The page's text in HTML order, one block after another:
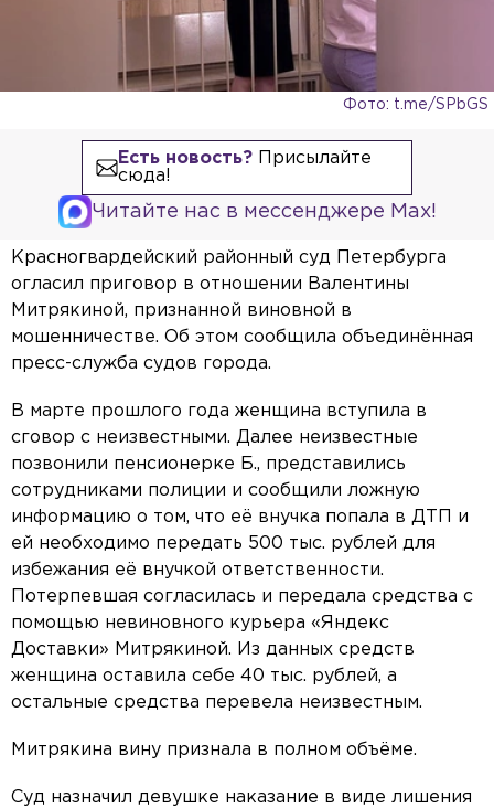
Фото: t.me/SPbGS
Есть новость?Присылайте
сюда!
Читайте нас в мессенджере Max!
Красногвардейский районный суд Петербурга
огласил приговор в отношении Валентины
Митрякиной, признанной виновной в
мошенничестве. Об этом сообщила объединённая
пресс-служба судов города.
В марте прошлого года женщина вступила в
сговор с неизвестными. Далее неизвестные
позвонили пенсионерке Б., представились
сотрудниками полиции и сообщили ложную
информацию о том, что её внучка попала в ДТП и
ей необходимо передать 500 тыс. рублей для
избежания её внучкой ответственности.
Потерпевшая согласилась и передала средства с
помощью невиновного курьера «Яндекс
Доставки» Митрякиной. Из данных средств
женщина оставила себе 40 тыс. рублей, а
остальные средства перевела неизвестным.
Митрякина вину признала в полном объёме.
Суд назначил девушке наказание в виде лишения